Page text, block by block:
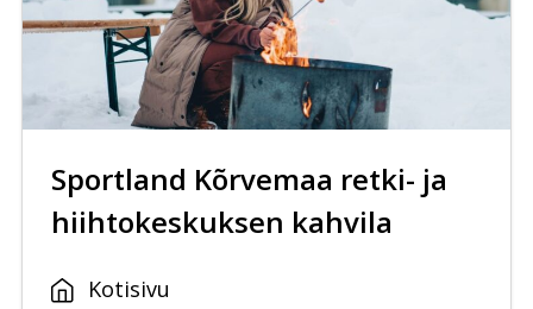
Sportland Kõrvemaa retki- ja
hiihtokeskuksen kahvila
Kotisivu